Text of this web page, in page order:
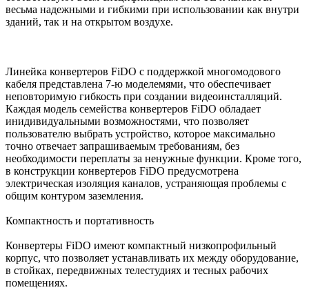
весьма надежными и гибкими при использовании как внутри
зданий, так и на открытом воздухе.
Линейка конвертеров FiDO с поддержкой многомодового
кабеля представлена 7-ю моделемями, что обеспечивает
неповторимую гибкость при создании видеоинсталляций.
Каждая модель семейства конвертеров FiDO обладает
инидивидуальными возможностями, что позволяет
пользователю выбрать устройство, которое максимально
точно отвечает запрашиваемым требованиям, без
необходимости переплаты за ненужные функции. Кроме того,
в конструкции конвертеров FiDO предусмотрена
электрическая изоляция каналов, устраняющая проблемы с
общим контуром заземления.
Компактность и портативность
Конвертеры FiDO имеют компактный низкопрофильный
корпус, что позволяет устанавливать их между оборудование,
в стойках, передвижных телестудиях и тесных рабочих
помещениях.